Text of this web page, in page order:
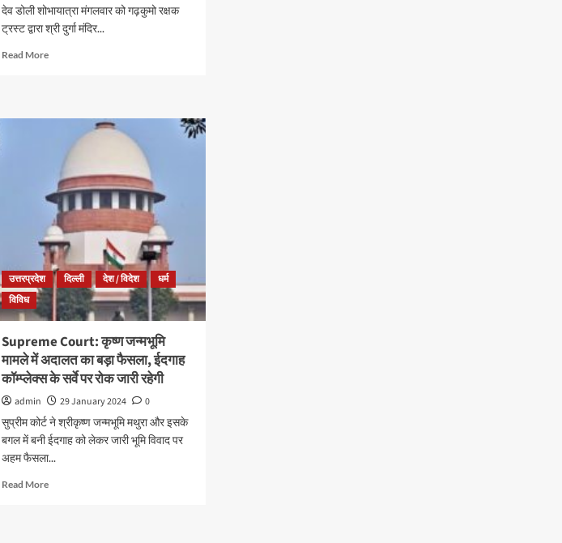
देव डोली शोभायात्रा मंगलवार को गढ़कुमो रक्षक
ट्रस्ट द्वारा श्री दुर्गा मंदिर...
Read More
उत्तरप्रदेश दिल्ली देश / विदेश
धर्म
विविध
Supreme Court: कृष्ण जन्मभूमि
मामले में अदालत का बड़ा फैसला, ईदगाह
कॉम्प्लेक्स के सर्वे पर रोक जारी रहेगी
admin 29 January 2024
0
सुप्रीम कोर्ट ने श्रीकृष्ण जन्मभूमि मथुरा और इसके
बगल में बनी ईदगाह को लेकर जारी भूमि विवाद पर
अहम फैसला...
Read More